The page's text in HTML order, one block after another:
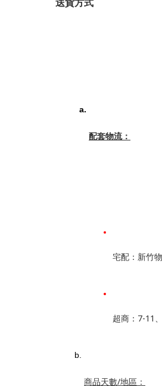
配套物流：
宅配：新竹
超商：7-11
商品天數/地區：